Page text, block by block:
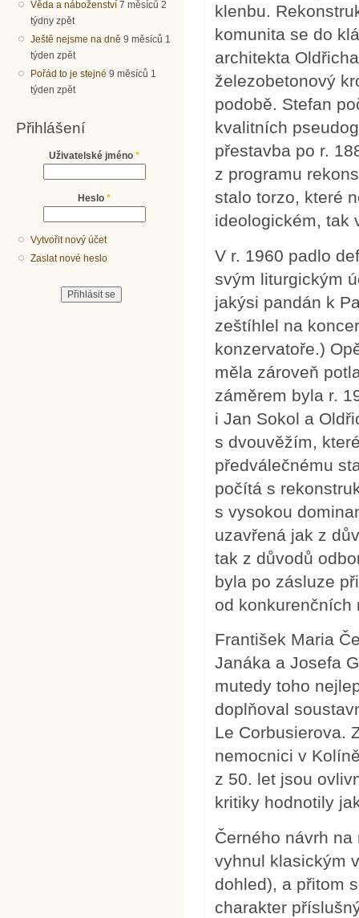
Věda a náboženství 7 měsíců 2
týdny zpět
Ještě nejsme na dně 9 měsíců 1
týden zpět
Pořád to je stejné 9 měsíců 1
týden zpět
Přihlášení
Uživatelské jméno *
Heslo *
Vytvořit nový účet
Zaslat nové heslo
klenbu.
komunita se do
architekta
železobetonový
podobě. Stefan
kvalitních
přestavba po r.
z programu
stalo torzo, které
ideologickém, tak
V r. 1960 padlo
svým liturgickým
jakýsi pandán k
zeštíhlel na
konzervatoře.)
měla zároveň
záměrem byla r.
i Jan Sokol a
s dvouvěžím,
předválečnému
počítá s
s vysokou
uzavřená jak z
tak z důvodů
byla po zásluze
od konkurenčních
František Maria
Janáka a Josefa
mutedy toho
doplňoval
Le Corbusierova.
nemocnici v
z 50. let jsou
kritiky hodnotily
Černého návrh
vyhnul klasickým
dohled), a přitom
charakter